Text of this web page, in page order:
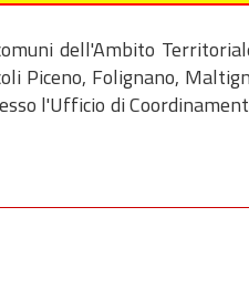
dell'Ambito
Piceno, Folignano,
l'Ufficio di